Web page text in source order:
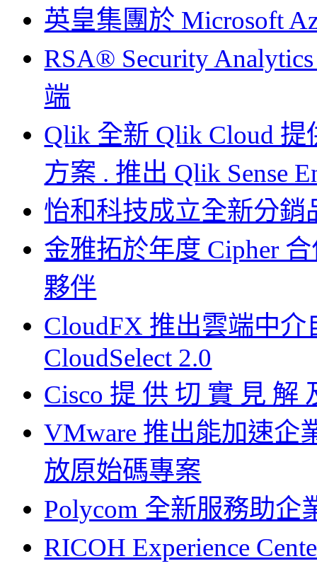
英皇集團於 Microsoft
RSA® Security
端
Qlik 全新 Qlik Cloud
方案 . 推出 Qlik Sense
怡和科技成立全新分銷
金雅拓於年度 Cipher
夥伴
CloudFX 推出雲端中
CloudSelect 2.0
Cisco 提 供 切 實 見 解
VMware 推出能加速企
放原始碼專案
Polycom 全新服務助
RICOH Experience